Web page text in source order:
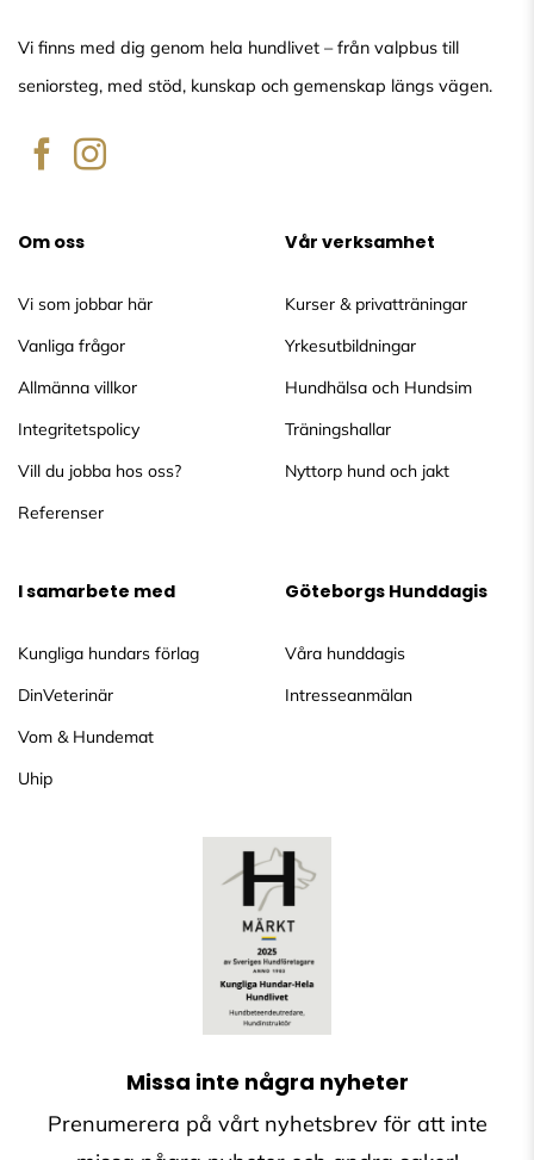
Vi finns med dig genom hela hundlivet – från valpbus till
seniorsteg, med stöd, kunskap och gemenskap längs vägen.
Om oss
Vi som jobbar här
Vanliga frågor
Allmänna villkor
Integritetspolicy
Vill du jobba hos oss?
Referenser
Vår verksamhet
Kurser & privatträningar
Yrkesutbildningar
Hundhälsa och Hundsim
Träningshallar
Nyttorp hund och jakt
I samarbete med
Kungliga hundars förlag
DinVeterinär
Vom & Hundemat
Uhip
Göteborgs Hunddagis
Våra hunddagis
Intresseanmälan
Missa inte några nyheter
Prenumerera på vårt nyhetsbrev för att inte